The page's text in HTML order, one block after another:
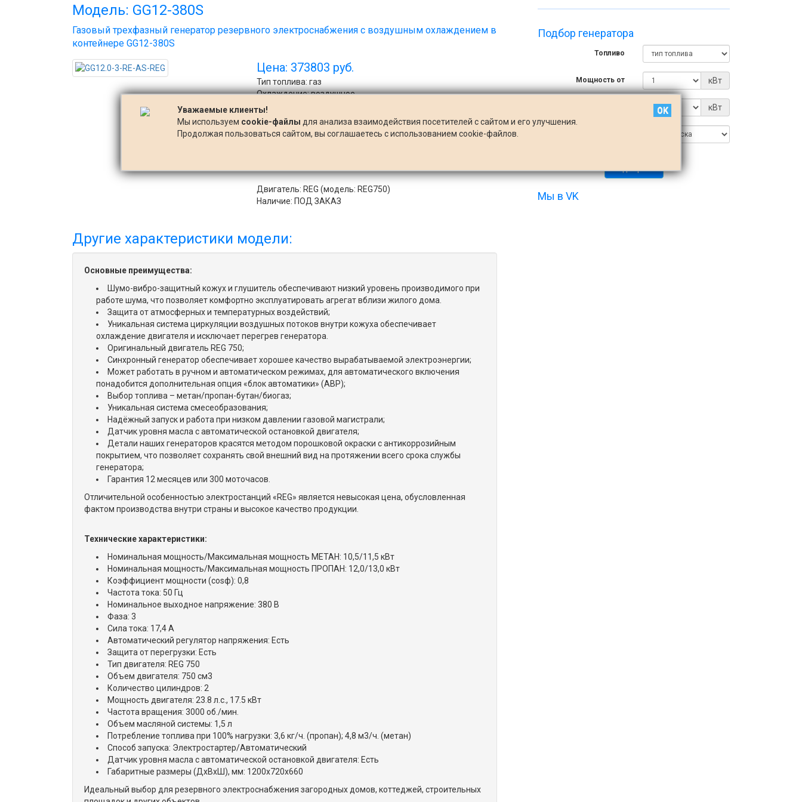
Модель: GG12-380S
Газовый трехфазный генератор резервного электроснабжения с воздушным охлаждением в
контейнере GG12-380S
Цена: 373803 руб.
Тип топлива: газ
Охлаждение: воздушное
P номин.: 12 кВт
P макс.: 13 кВт
Кол-во фаз: 3
Двигатель: REG (модель: REG750)
Наличие: ПОД ЗАКАЗ
Другие характеристики модели:
Основные преимущества:
Шумо-вибро-защитный кожух и глушитель обеспечивают низкий уровень производимого при
работе шума, что позволяет комфортно эксплуатировать агрегат вблизи жилого дома.
Защита от атмосферных и температурных воздействий;
Уникальная система циркуляции воздушных потоков внутри кожуха обеспечивает
охлаждение двигателя и исключает перегрев генератора.
Оригинальный двигатель REG 750;
Синхронный генератор обеспечивает хорошее качество вырабатываемой электроэнергии;
Может работать в ручном и автоматическом режимах, для автоматического включения
понадобится дополнительная опция «блок автоматики» (АВР);
Выбор топлива – метан/пропан-бутан/биогаз;
Уникальная система смесеобразования;
Надёжный запуск и работа при низком давлении газовой магистрали;
Датчик уровня масла с автоматической остановкой двигателя;
Детали наших генераторов красятся методом порошковой окраски с антикоррозийным
покрытием, что позволяет сохранять свой внешний вид на протяжении всего срока службы
генератора;
Гарантия 12 месяцев или 300 моточасов.
Отличительной особенностью электростанций «REG» является невысокая цена, обусловленная
фактом производства внутри страны и высокое качество продукции.
Технические характеристики:
Номинальная мощность/Максимальная мощность МЕТАН: 10,5/11,5 кВт
Номинальная мощность/Максимальная мощность ПРОПАН: 12,0/13,0 кВт
Коэффициент мощности (cosф): 0,8
Частота тока: 50 Гц
Номинальное выходное напряжение: 380 В
Фаза: 3
Сила тока: 17,4 А
Автоматический регулятор напряжения: Есть
Защита от перегрузки: Есть
Тип двигателя: REG 750
Объем двигателя: 750 см3
Количество цилиндров: 2
Мощность двигателя: 23.8 л.с., 17.5 кВт
Частота вращения: 3000 об./мин.
Объем масляной системы: 1,5 л
Потребление топлива при 100% нагрузки: 3,6 кг/ч. (пропан); 4,8 м3/ч. (метан)
Способ запуска: Электростартер/Автоматический
Датчик уровня масла с автоматической остановкой двигателя: Есть
Габаритные размеры (ДхВхШ), мм: 1200х720х660
Идеальный выбор для резервного электроснабжения загородных домов, коттеджей, строительных
Подбор генератора
Топливо
Мощность от кВт
кВт
Подобрать
Мы в VK
Уважаемые клиенты!
Мы используем cookie-файлы для анализа взаимодействия посетителей с сайтом и его улучшения.
Продолжая пользоваться сайтом, вы соглашаетесь с использованием cookie-файлов.
OK